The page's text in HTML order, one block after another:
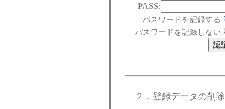
PASS:
パスワードを記録する
パスワードを記録しない
２．登録データの削除